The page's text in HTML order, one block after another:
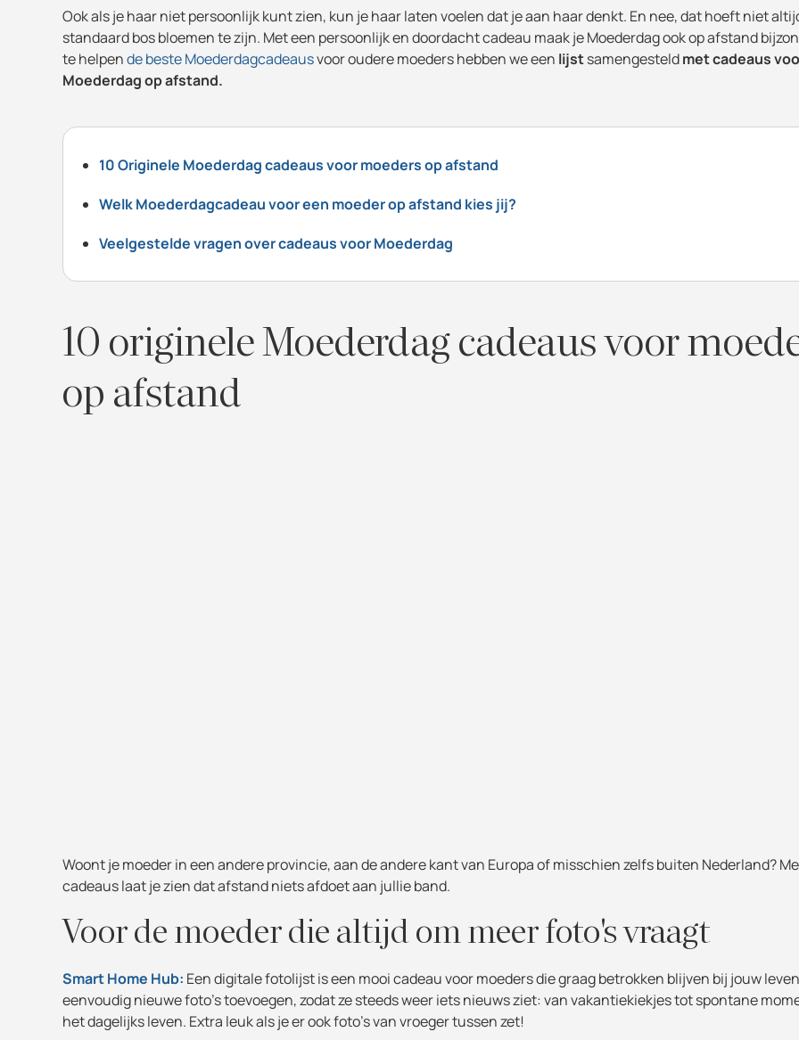
Ook als je haar niet persoonlijk kunt zien, kun je haar laten voelen dat je aan haar denkt. En nee, dat hoeft niet
standaard bos bloemen te zijn. Met een persoonlijk en doordacht cadeau maak je Moederdag ook op afstand
te helpende beste Moederdagcadeausvoor oudere moeders hebben we een lijstsamengesteldmet cadeaus
Moederdag op afstand.
10 Originele Moederdag cadeaus voor moeders op afstand
Welk Moederdagcadeau voor een moeder op afstand kies jij?
Veelgestelde vragen over cadeaus voor Moederdag
10 originele Moederdag cadeaus voor
op afstand
Woont je moeder in een andere provincie, aan de andere kant van Europa of misschien zelfs buiten Nederland?
cadeaus laat je zien dat afstand niets afdoet aan jullie band.
Voor de moeder die altijd om meer foto's vraagt
Smart Home Hub: Een digitale fotolijst is een mooi cadeau voor moeders die graag betrokken blijven bij jouw
eenvoudig nieuwe foto’s toevoegen, zodat ze steeds weer iets nieuws ziet: van vakantiekiekjes tot spontane
het dagelijks leven. Extra leuk als je er ook foto’s van vroeger tussen zet!